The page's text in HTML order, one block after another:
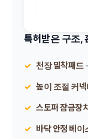
특허받은 구조,
천장 밀착패드
높이 조절 커넥
스토퍼 잠금장치
바닥 안정 베이